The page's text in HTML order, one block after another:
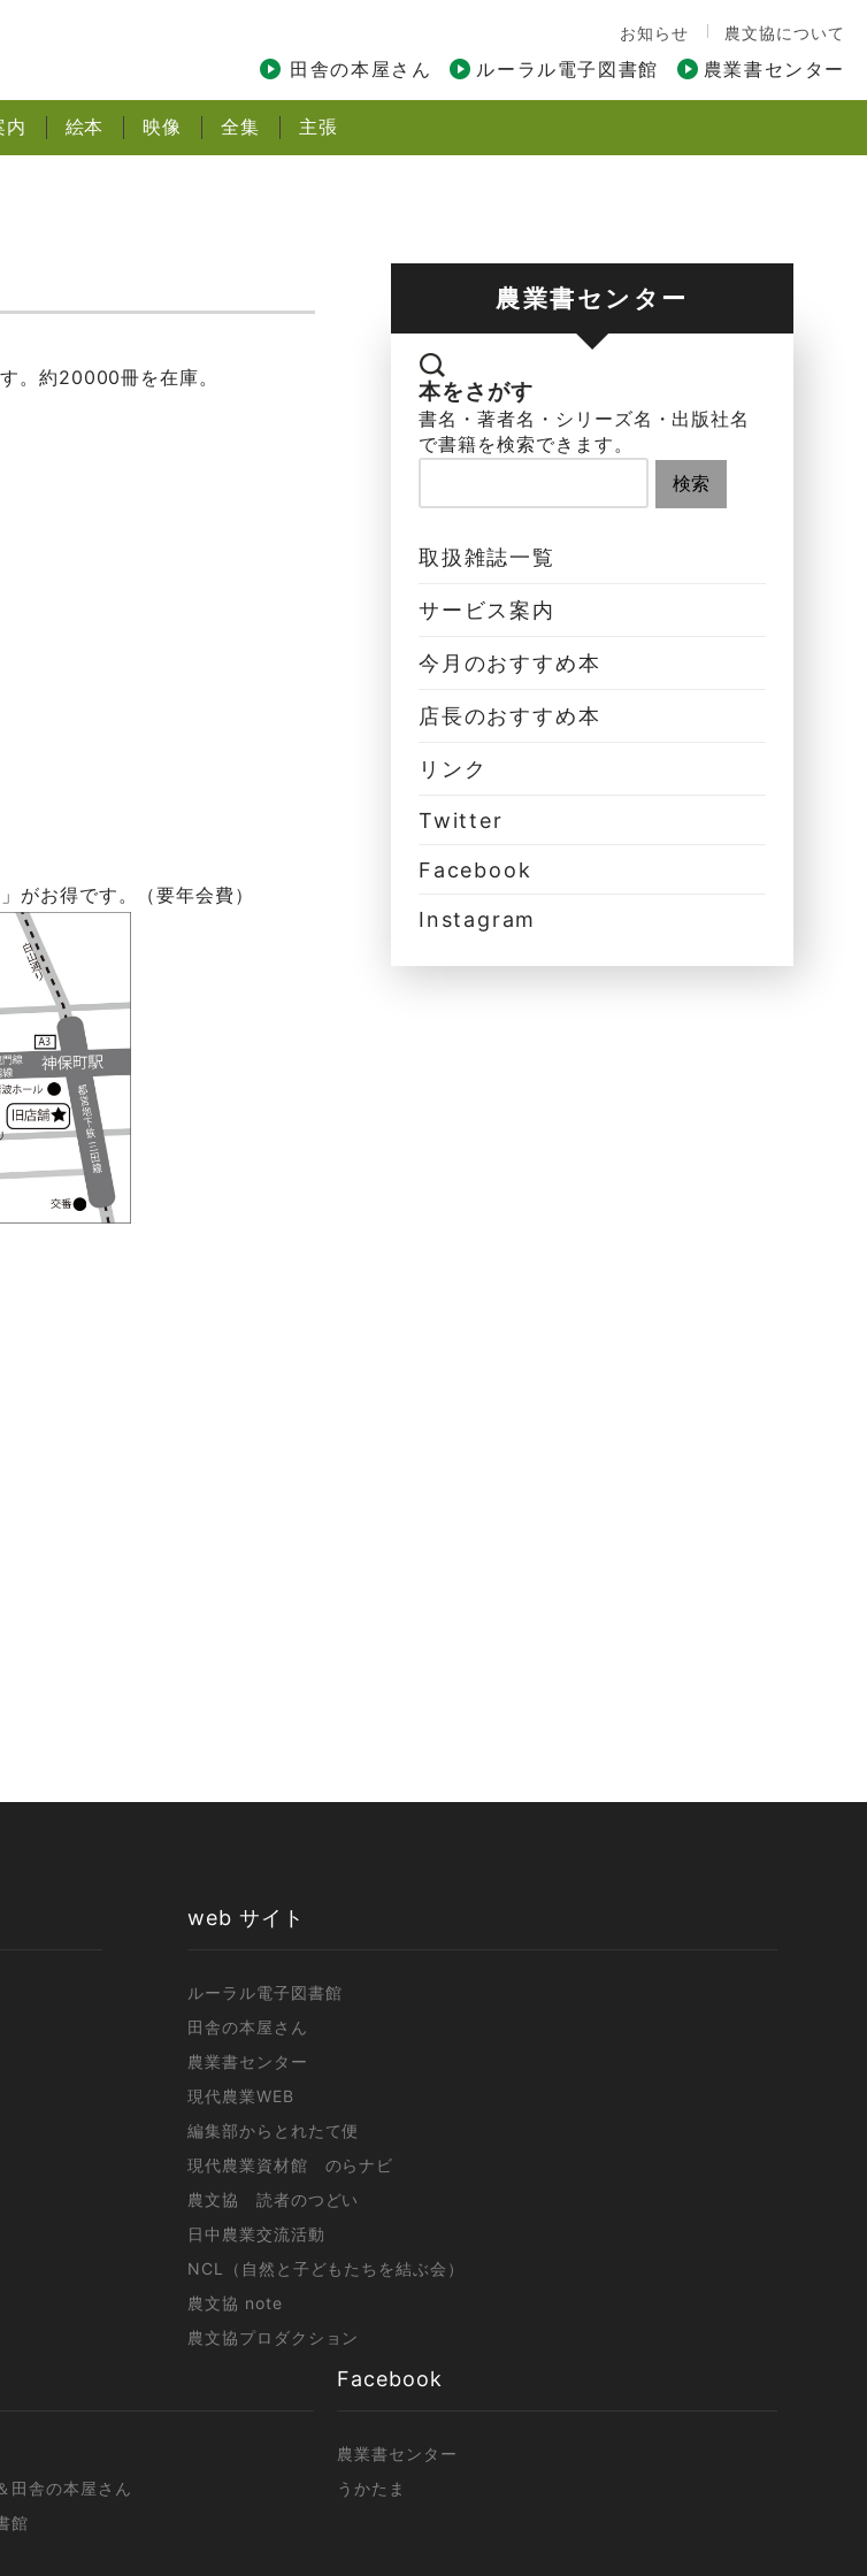
お知らせ 農文協について
田舎の本屋さん ルーラル電子図書館 農業書センター
内 絵本 映像 全集 主張
。約20000冊を在庫。
がお得です。（要年会費）
農業書センター
本をさがす
書名・著者名・シリーズ名・出版社名
で書籍を検索できます。
取扱雑誌一覧
サービス案内
今月のおすすめ本
店長のおすすめ本
リンク
Twitter
Facebook
Instagram
web サイト
ルーラル電子図書館
田舎の本屋さん
農業書センター
現代農業WEB
編集部からとれたて便
現代農業資材館 のらナビ
農文協 読者のつどい
日中農業交流活動
NCL（自然と子どもたちを結ぶ会）
農文協 note
農文協プロダクション
田舎の本屋さん
館
Facebook
農業書センター
うかたま